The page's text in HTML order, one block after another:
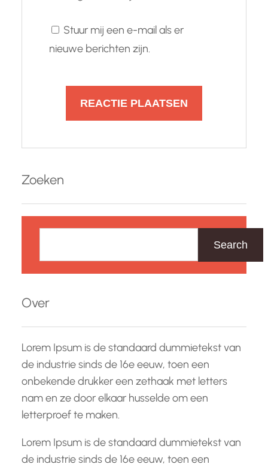
Stuur mij een e-mail als er
nieuwe berichten zijn.
Zoeken
k
n
Search
Over
Lorem Ipsum is de standaard dummietekst van
de industrie sinds de 16e eeuw, toen een
onbekende drukker een zethaak met letters
nam en ze door elkaar husselde om een
letterproef te maken.
Lorem Ipsum is de standaard dummietekst van
de industrie sinds de 16e eeuw, toen een